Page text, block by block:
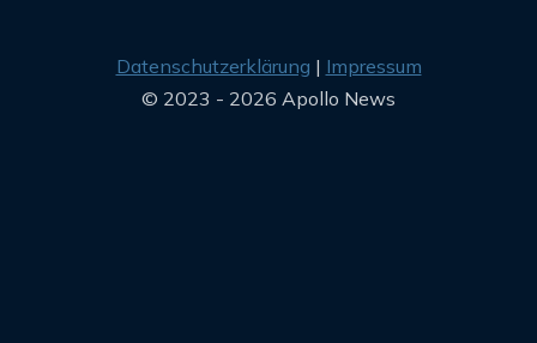
Datenschutzerklärung
Impressum
© 2023 - 2026 Apollo News